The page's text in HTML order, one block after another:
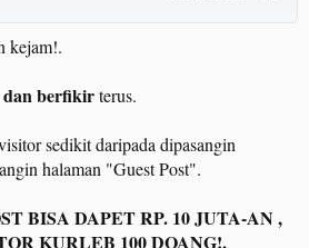
kejam!.
berfikirterus.
sedikit daripada dipasangin
halaman "Guest Post".
BISA DAPET RP. 10 JUTA-AN ,
KURLEB 100 DOANG!.